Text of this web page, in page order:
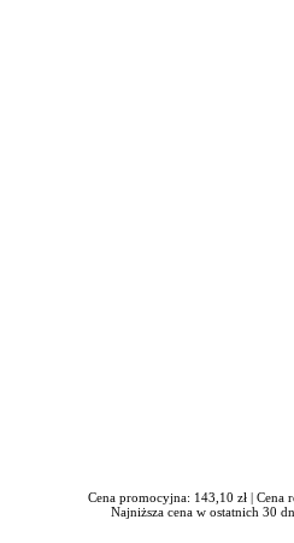
w nowym oknie
Cena promocyjna: 143,10 zł | Cena
Najniższa cena w ostatnich 30